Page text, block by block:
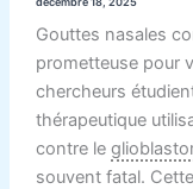
Gouttes nasales
prometteuse pour
chercheurs
thérapeutique
contre le
souvent fatal.